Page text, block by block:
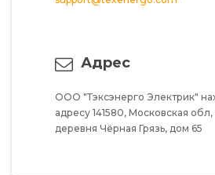
Адрес
ООО "Тэксэнерго Электрик"
адресу 141580, Московская обл,
деревня Чёрная Грязь, дом 65